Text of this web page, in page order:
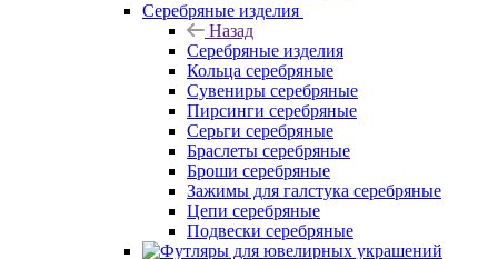
Серебряные изделия
Назад
Серебряные изделия
Кольца серебряные
Сувениры серебряные
Пирсинги серебряные
Серьги серебряные
Браслеты серебряные
Броши серебряные
Зажимы для галстука серебряные
Цепи серебряные
Подвески серебряные